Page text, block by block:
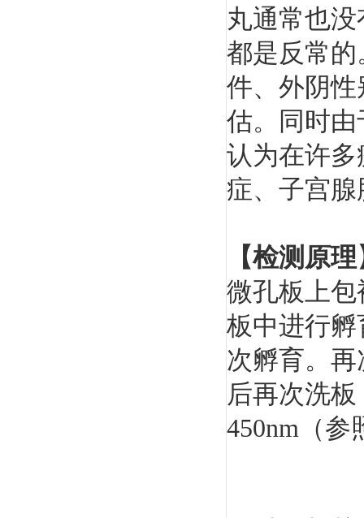
丸通常也
都是反常
件、外阴
估。同时
认为在许
症、子宫
【检测原
微孔板上
板中进行
次孵育。
后再次洗
450nm（参